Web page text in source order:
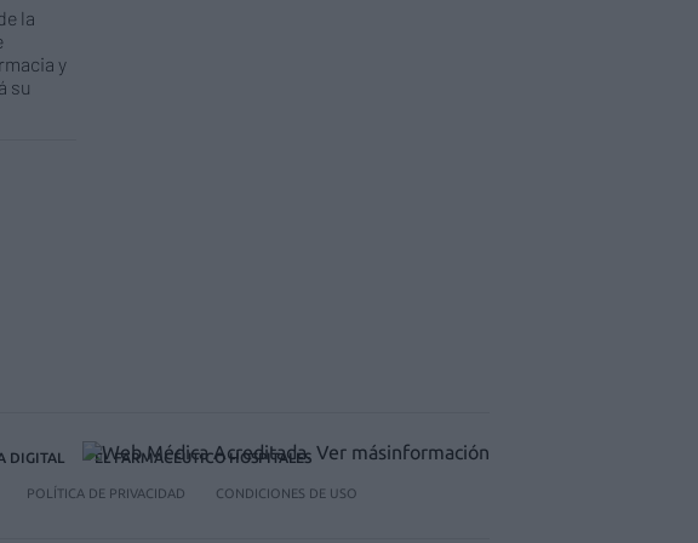
la
y
su
DIGITAL EL FARMACÉUTICO HOSPITALES
POLÍTICA DE PRIVACIDAD CONDICIONES DE USO